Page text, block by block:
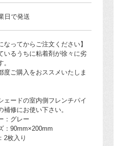
日で発送
なってからご注文ください】
いるうちに粘着剤が徐々に劣
度ご購入をおススメいたしま
ェードの室内側フレンチパイ
補修にお使い下さい。
：グレー
：90mm×200mm
2枚入り